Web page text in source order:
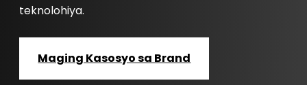
teknolohiya.
Maging Kasosyo sa Brand